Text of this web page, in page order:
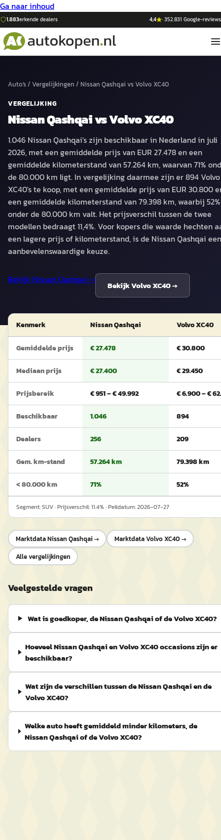
Ga naar inhoud
1.883erkende dealers 4,4 ·352.831 Google-reviews
Auto's/ Vergelijkingen / Nissan Qashqai vsVolvo XC40
VERGELIJKING
Nissan QashqaivsVolvo XC40
1.046 Nissan Qashqai's zijn beschikbaar in Nederland in juli
2026, met een gemiddelde prijs van EUR 27.478 en een
gemiddelde kilometerstand van 57.264 km, waarvan 71%
de 80.000 km ligt. In vergelijking daarmee zijn er 894 Volvo
XC40's te koop, met een gemiddelde prijs van EUR 30.800
een gemiddelde kilometerstand van 79.398 km, waarbij 52%
onder de 80.000 km valt. Het prijsverschil tussen de twee
modellen bedraagt 11,4%. Voor kopers die waarde hechten
een lagere prijs of kilometerstand, is de Nissan Qashqai een
aanbevelenswaardige keuze.
Bekijk Nissan Qashqai →
BekijkVolvo XC40→
Kenmerk Nissan Qashqai Volvo XC40
Gemiddelde prijs € 27.478 € 30.800
Mediaan prijs € 27.400 € 29.450
Prijsbereik € 951 – € 49.992 € 6.900 – €
Beschikbaar 1.046 894
Dealers 256 209
Gem. km-stand 57.264 km 79.398 km
< 80.000 km 71% 52%
Segment:SUV· Prijsverschil:11.4% · Peildatum:2026-07-27
MarktdataNissan Qashqai → MarktdataVolvo XC40 →
Alle vergelijkingen
Veelgestelde vragen
Wat is goedkoper, de Nissan Qashqai of de Volvo XC40?
Hoeveel Nissan Qashqai en Volvo XC40 occasions zijn er
beschikbaar?
Wat zijn de verschillen tussen de Nissan Qashqai en de
Volvo XC40?
Welke auto heeft gemiddeld minder kilometers, de
Nissan Qashqai of de Volvo XC40?